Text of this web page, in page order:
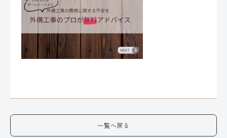
一覧へ戻る